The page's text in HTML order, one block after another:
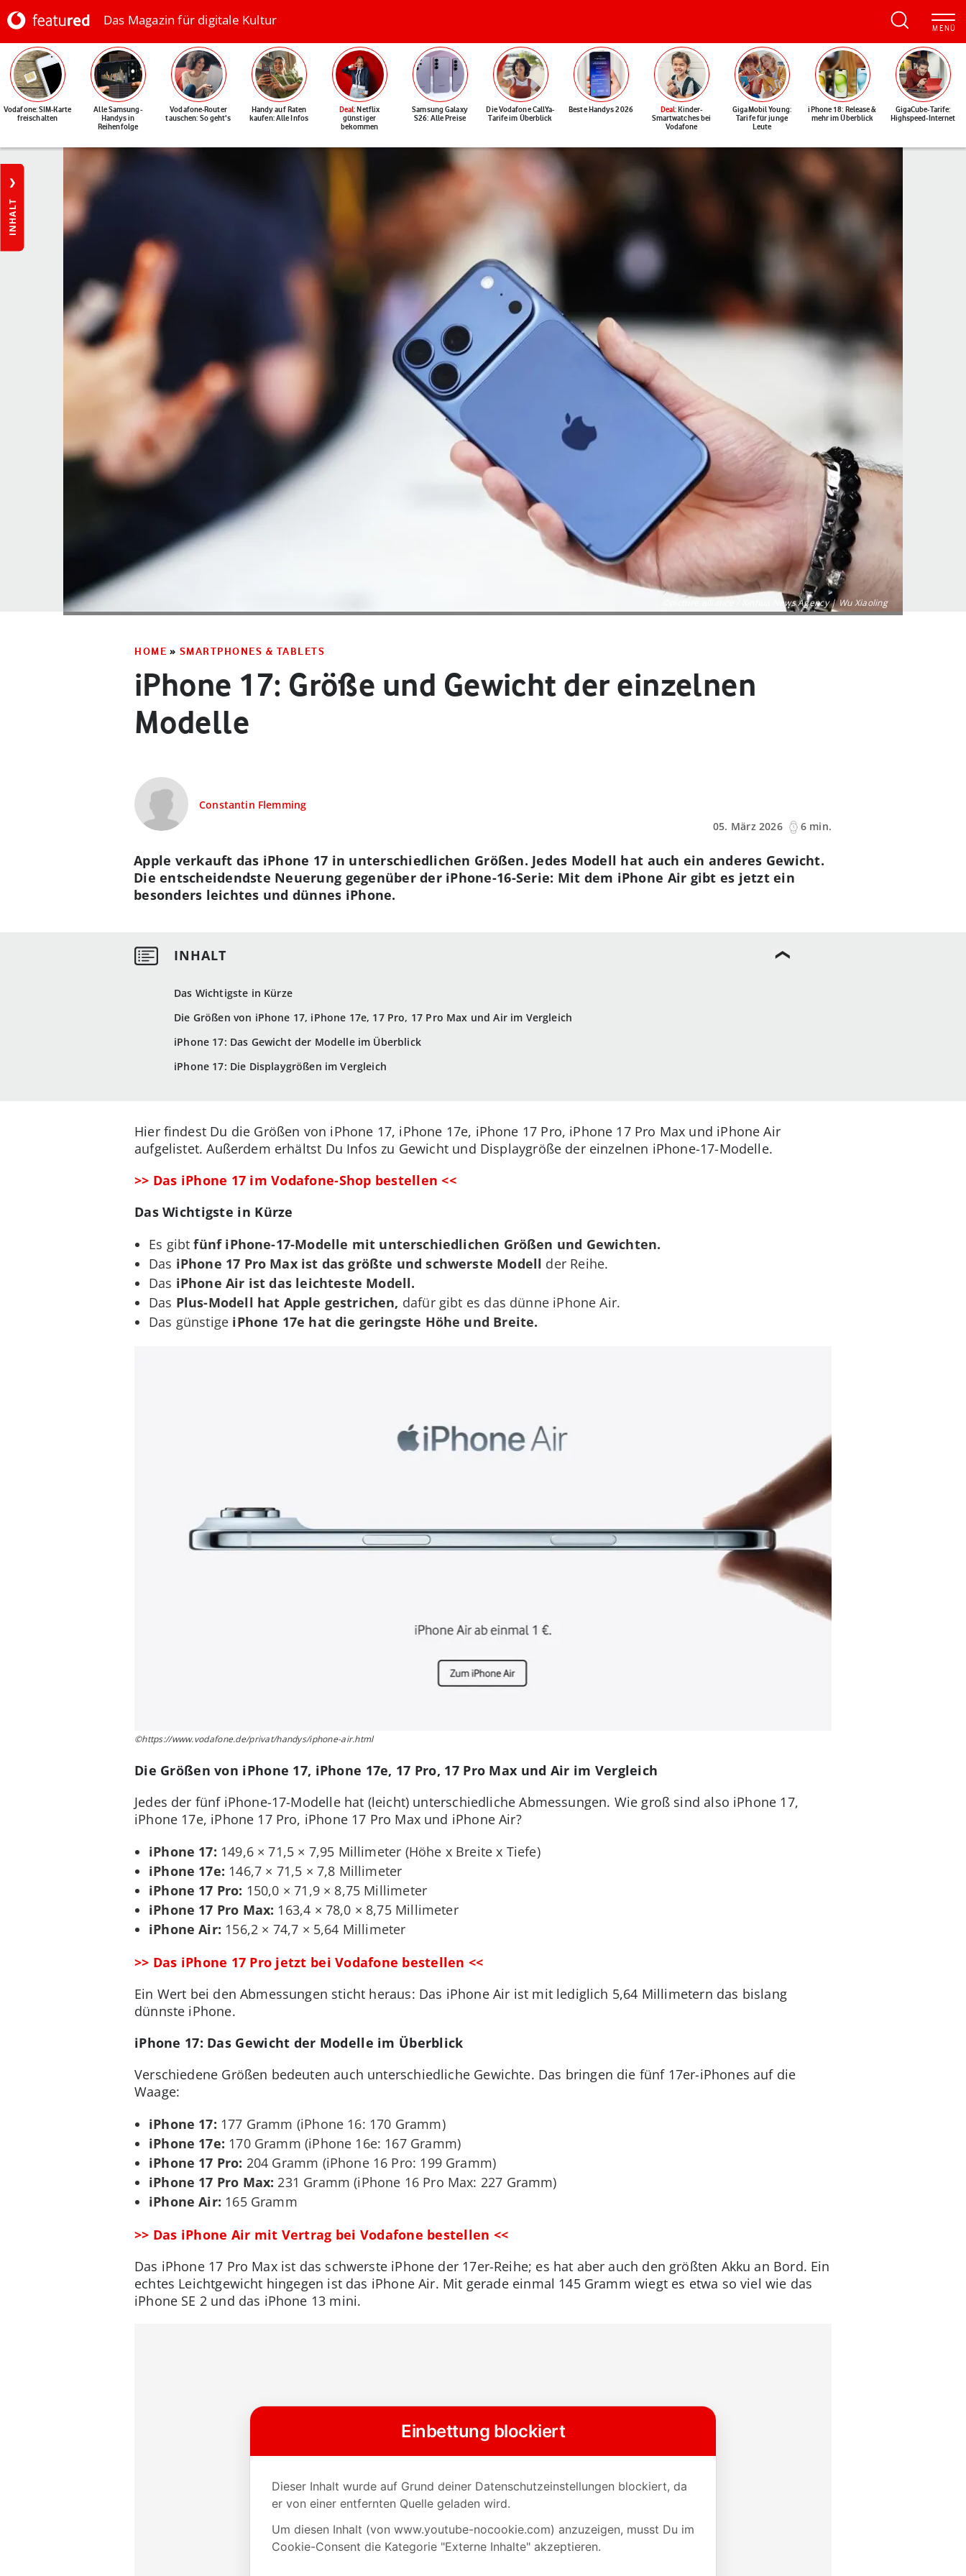
Das Magazin für digitale Kultur
Vodafone: SIM-Karte
freischalten
Alle Samsung-
Handys in
Reihenfolge
Vodafone-Router
tauschen: So geht's
Handy auf Raten
kaufen: Alle Infos
Deal: Netflix
günstiger
bekommen
Samsung Galaxy
S26: Alle Preise
Die Vodafone CallYa-
Tarife im Überblick
Beste Handys 2026 Deal: Kinder-
Smartwatches bei
Vodafone
GigaMobil Young:
Tarife für junge
Leute
iPhone 18: Release &
mehr im Überblick
GigaCube-Tarife:
Highspeed-Internet
INHALT
©picture alliance / Xinhua News Agency | Wu Xiaoling
HOME » SMARTPHONES & TABLETS
iPhone 17: Größe und Gewicht der einzelnen
Modelle
Constantin Flemming
05. März 2026
6 min.
Das Wichtigste in Kürze
Die Größen von iPhone 17, iPhone 17e, 17 Pro, 17 Pro Max und Air im Vergleich
iPhone 17: Das Gewicht der Modelle im Überblick
iPhone 17: Die Displaygrößen im Vergleich
Apple verkauft das iPhone 17 in unterschiedlichen Größen. Jedes Modell hat auch ein anderes Gewicht.
Die entscheidendste Neuerung gegenüber der iPhone-16-Serie: Mit dem iPhone Air gibt es jetzt ein
besonders leichtes und dünnes iPhone.
Hier findest Du die Größen von iPhone 17, iPhone 17e, iPhone 17 Pro, iPhone 17 Pro Max und iPhone Air
aufgelistet. Außerdem erhältst Du Infos zu Gewicht und Displaygröße der einzelnen iPhone-17-Modelle.
>> Das iPhone 17 im Vodafone-Shop bestellen <<
Das Wichtigste in Kürze
Es gibtfünf iPhone-17-Modelle mit unterschiedlichen Größen und Gewichten.
Das iPhone 17 Pro Max ist das größte und schwerste Modell der Reihe.
Das iPhone Air ist das leichteste Modell.
Das Plus-Modell hat Apple gestrichen, dafür gibt es das dünne iPhone Air.
Das günstige iPhone 17e hat die geringste Höhe und Breite.
©https://www.vodafone.de/privat/handys/iphone-air.html
Die Größen von iPhone 17, iPhone 17e, 17 Pro, 17 Pro Max und Air im Vergleich
Jedes der fünf iPhone-17-Modelle hat (leicht) unterschiedliche Abmessungen. Wie groß sind also iPhone 17,
iPhone 17e, iPhone 17 Pro, iPhone 17 Pro Max und iPhone Air?
iPhone 17: 149,6 × 71,5 × 7,95 Millimeter (Höhe x Breite x Tiefe)
iPhone 17e: 146,7 × 71,5 × 7,8 Millimeter
iPhone 17 Pro: 150,0 × 71,9 × 8,75 Millimeter
iPhone 17 Pro Max: 163,4 × 78,0 × 8,75 Millimeter
iPhone Air: 156,2 × 74,7 × 5,64 Millimeter
>> Das iPhone 17 Pro jetzt bei Vodafone bestellen <<
Ein Wert bei den Abmessungen sticht heraus: Das iPhone Air ist mit lediglich 5,64 Millimetern das bislang
dünnste iPhone.
iPhone 17: Das Gewicht der Modelle im Überblick
Verschiedene Größen bedeuten auch unterschiedliche Gewichte. Das bringen die fünf 17er-iPhones auf die
Waage:
iPhone 17: 177 Gramm (iPhone 16: 170 Gramm)
iPhone 17e: 170 Gramm (iPhone 16e: 167 Gramm)
iPhone 17 Pro: 204 Gramm (iPhone 16 Pro: 199 Gramm)
iPhone 17 Pro Max: 231 Gramm (iPhone 16 Pro Max: 227 Gramm)
iPhone Air: 165 Gramm
>> Das iPhone Air mit Vertrag bei Vodafone bestellen <<
Das iPhone 17 Pro Max ist das schwerste iPhone der 17er-Reihe; es hat aber auch den größten Akku an Bord. Ein
echtes Leichtgewicht hingegen ist das iPhone Air. Mit gerade einmal 145 Gramm wiegt es etwa so viel wie das
iPhone SE 2 und das iPhone 13 mini.